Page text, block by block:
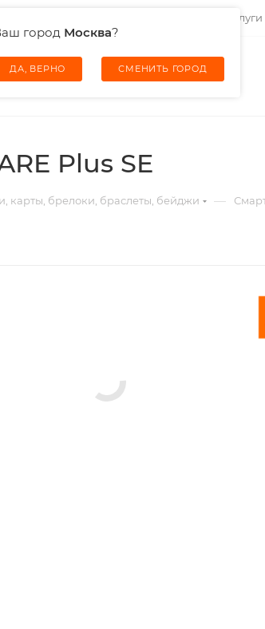
город Москва?
ДА, ВЕРНО СМЕНИТЬ ГОРОД
Услуги
Plus SE
карты, брелоки, браслеты, бейджи —